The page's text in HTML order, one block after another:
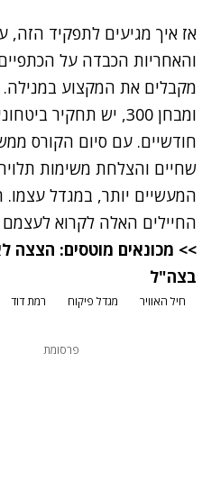
אז איך מגיעים לתפקיד הזה,
והאחריות הכבדה על
מקבלים את המקצוע במנילה
ומבחן 300, יש תחקיר ביטחוני,
חודשיים. עם סיום הקורס
שחיים והצלחת משימות
המעשיים יותר, במגדל עצמו.
החיילים האלה לקרוא
>> מכונאים מוטסים: הצצה
בצה"ל
חיל האוויר מגדל פיקוח רמת דוד
פרסומת